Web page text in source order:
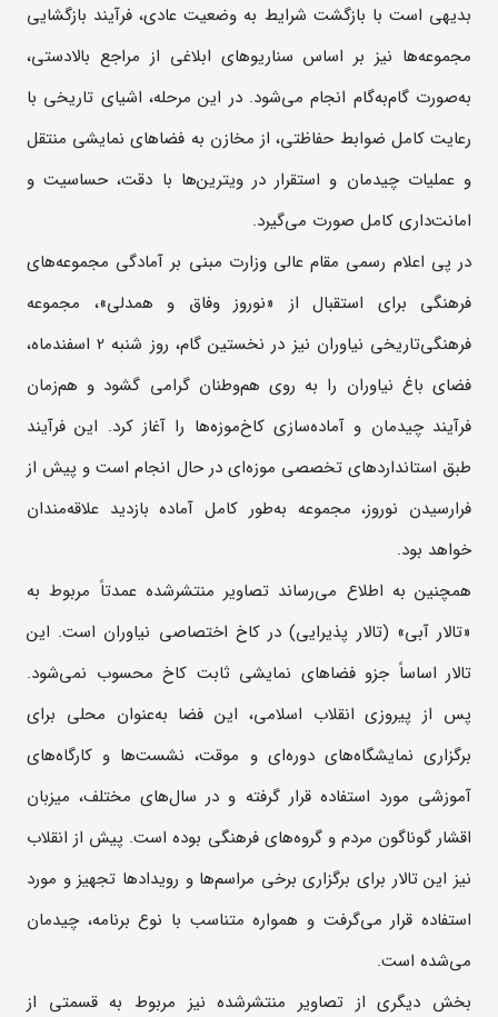
بدیهی است با بازگشت شرایط به وضعیت عادی، فرآیند بازگشایی
مجموعه‌ها نیز بر اساس سناریوهای ابلاغی از مراجع بالادستی،
به‌صورت گام‌به‌گام انجام می‌شود. در این مرحله، اشیای تاریخی با
رعایت کامل ضوابط حفاظتی، از مخازن به فضاهای نمایشی منتقل
و عملیات چیدمان و استقرار در ویترین‌ها با دقت، حساسیت و
امانت‌داری کامل صورت می‌گیرد.
در پی اعلام رسمی مقام عالی وزارت مبنی بر آمادگی مجموعه‌های
فرهنگی برای استقبال از «نوروز وفاق و همدلی»، مجموعه
فرهنگی‌تاریخی نیاوران نیز در نخستین گام، روز شنبه 2 اسفندماه،
فضای باغ نیاوران را به روی هم‌وطنان گرامی گشود و هم‌زمان
فرآیند چیدمان و آماده‌سازی کاخ‌موزه‌ها را آغاز کرد. این فرآیند
طبق استانداردهای تخصصی موزه‌ای در حال انجام است و پیش از
فرارسیدن نوروز، مجموعه به‌طور کامل آماده بازدید علاقه‌مندان
خواهد بود.
همچنین به اطلاع می‌رساند تصاویر منتشرشده عمدتاً مربوط به
«تالار آبی» (تالار پذیرایی) در کاخ اختصاصی نیاوران است. این
تالار اساساً جزو فضاهای نمایشی ثابت کاخ محسوب نمی‌شود.
پس از پیروزی انقلاب اسلامی، این فضا به‌عنوان محلی برای
برگزاری نمایشگاه‌های دوره‌ای و موقت، نشست‌ها و کارگاه‌های
آموزشی مورد استفاده قرار گرفته و در سال‌های مختلف، میزبان
اقشار گوناگون مردم و گروه‌های فرهنگی بوده است. پیش از انقلاب
نیز این تالار برای برگزاری برخی مراسم‌ها و رویدادها تجهیز و مورد
استفاده قرار می‌گرفت و همواره متناسب با نوع برنامه، چیدمان
می‌شده است.
بخش دیگری از تصاویر منتشرشده نیز مربوط به قسمتی از